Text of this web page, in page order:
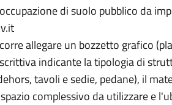
di suolo pubblico da
allegare un bozzetto grafico
indicante la tipologia di
tavoli e sedie, pedane), il
complessivo da utilizzare e